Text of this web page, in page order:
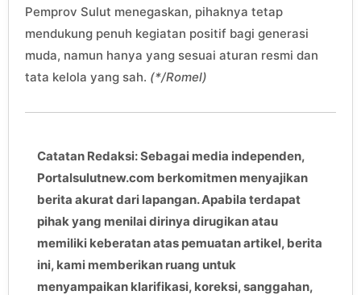
Pemprov Sulut menegaskan, pihaknya tetap
mendukung penuh kegiatan positif bagi generasi
muda, namun hanya yang sesuai aturan resmi dan
tata kelola yang sah. (*/Romel)
Catatan Redaksi: Sebagai media independen,
Portalsulutnew.com berkomitmen menyajikan
berita akurat dari lapangan. Apabila terdapat
pihak yang menilai dirinya dirugikan atau
memiliki keberatan atas pemuatan artikel, berita
ini, kami memberikan ruang untuk
menyampaikan klarifikasi, koreksi, sanggahan,